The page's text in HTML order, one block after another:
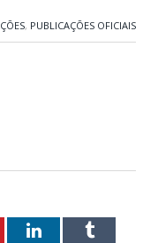
, PUBLICAÇÕES OFICIAIS
LinkedInTumblr